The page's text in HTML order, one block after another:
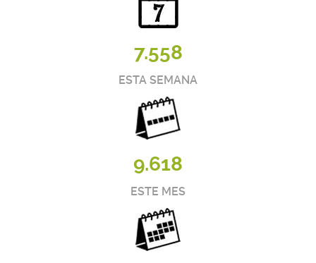
7.558
ESTA SEMANA
9.618
ESTE MES